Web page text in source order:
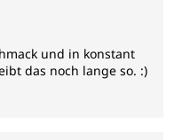
von 5 von 5 Sternen
und in konstant
das noch lange so. :)